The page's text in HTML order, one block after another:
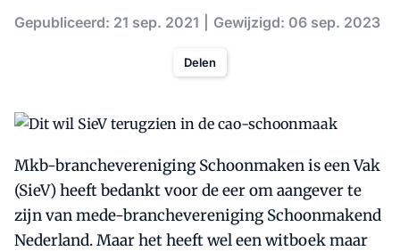
Gepubliceerd: 21 sep. 2021 Gewijzigd: 06 sep. 2023
Delen
Mkb-branchevereniging Schoonmaken is een Vak
(SieV) heeft bedankt voor de eer om aangever te
zijn van mede-branchevereniging Schoonmakend
Nederland. Maar het heeft wel een witboek maar